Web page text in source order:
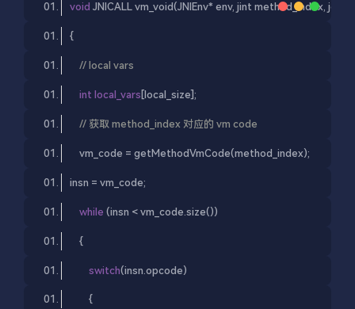
void JNICALL vm_void(JNIEnv* env, jint method_index,
{
// local vars
int local_vars [local_size] ;
// 获取 method_index 对应的 vm code
vm_code = getMethodVmCode(method_index);
insn = vm_code;
while (insn < vm_code.size())
{
switch(insn.opcode)
{